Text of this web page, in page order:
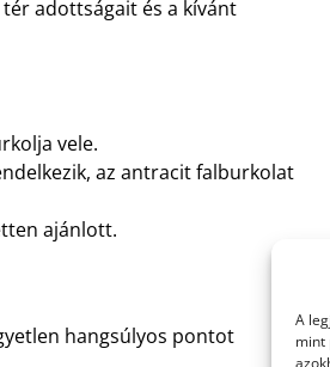
A
mint
adottságait és a kívánt
vele.
az antracit falburkolat
ajánlott.
hangsúlyos pontot